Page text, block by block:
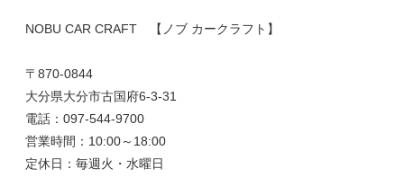
NOBU CAR CRAFT 【ノブ カークラフト】
〒870-0844
大分県大分市古国府6-3-31
電話：097-544-9700
営業時間：10:00～18:00
定休日：毎週火・水曜日